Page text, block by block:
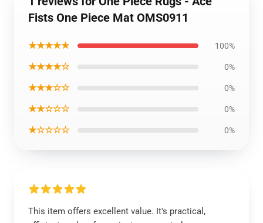
Fists One Piece Mat OMS0911
★★★★★ 100%
★★★★☆ 0%
★★★☆☆ 0%
★★☆☆☆ 0%
★☆☆☆☆ 0%
This item offers excellent value. It's practical,